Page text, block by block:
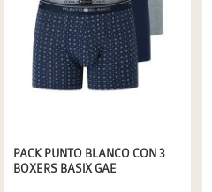
PACK PUNTO BLANCO CON 3
BOXERS BASIX GAE